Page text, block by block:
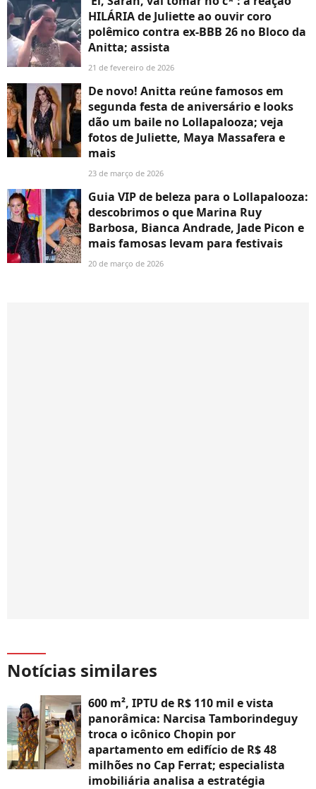
HILÁRIA de Juliette ao ouvir coro
polêmico contra ex-BBB 26 no Bloco da
Anitta; assista
21 de fevereiro de 2026
De novo! Anitta reúne famosos em
segunda festa de aniversário e looks
dão um baile no Lollapalooza; veja
fotos de Juliette, Maya Massafera e
mais
23 de março de 2026
Guia VIP de beleza para o Lollapalooza:
descobrimos o que Marina Ruy
Barbosa, Bianca Andrade, Jade Picon e
mais famosas levam para festivais
20 de março de 2026
Notícias similares
600 m², IPTU de R$ 110 mil e vista
panorâmica: Narcisa Tamborindeguy
troca o icônico Chopin por
apartamento em edifício de R$ 48
milhões no Cap Ferrat; especialista
imobiliária analisa a estratégia